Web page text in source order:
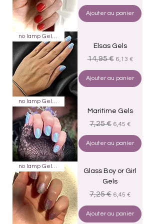
Ajouter au panier
no lamp Gels 22
Elsas Gels
Prix original
14,95 € Prix promotionnel
6,13 €
Ajouter au panier
no lamp Gels 20
Maritime Gels
Prix original
7,25 € Prix promotionnel
6,45 €
Ajouter au panier
no lamp Gels 20
Glass Boy or Girl
Gels
Prix original
7,25 € Prix promotionnel
6,45 €
Ajouter au panier